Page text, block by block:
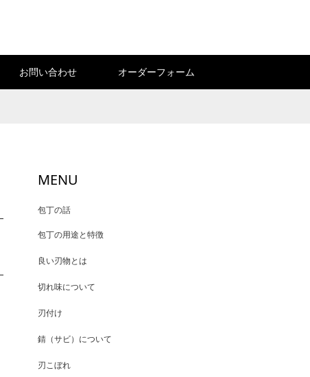
お問い合わせ オーダーフォーム
MENU
包丁の話
包丁の用途と特徴
良い刃物とは
切れ味について
刃付け
錆（サビ）について
刃こぼれ